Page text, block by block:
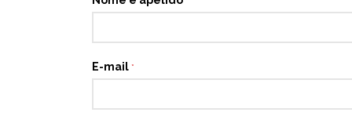
E-mail *